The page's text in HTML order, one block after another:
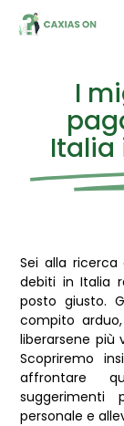
I
Italia
Sei alla
debiti in Italia
posto giusto.
compito
liberarsene più
Scopriremo
affrontare
suggerimenti
personale e